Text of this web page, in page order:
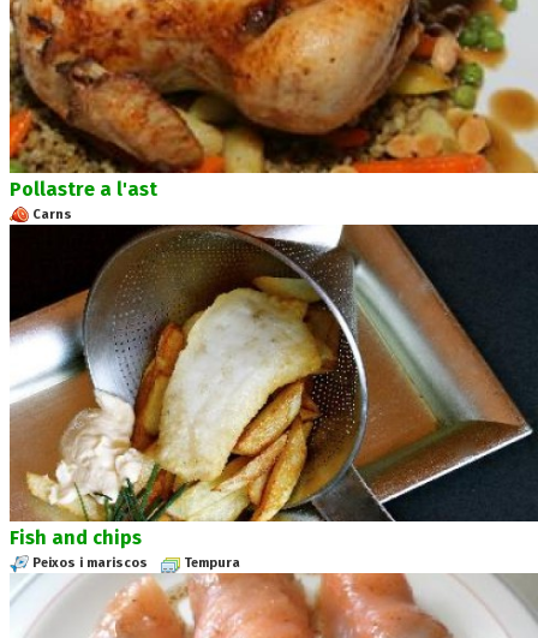
Pollastre a l'ast
Carns
Fish and chips
Peixos i mariscos Tempura